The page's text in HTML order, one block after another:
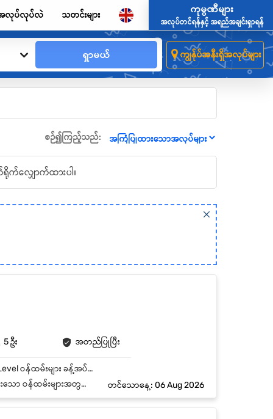
လုပ်လုပ်လဲ သတင်းများ
ကုမ္ပဏီများ
အလုပ်တင်ရန်နှင့် အရည်အချင်းရှာရန်
ရှာမယ် ကျွန်ုပ်အနီးရှိအလုပ်များ
စဉ်၍ကြည့်သည်:
က်လျှောက်ထားပါ။
5 ဦး အတည်ပြုပြီး
Job Summary 1 Stop Printing Service တွင် Printing Office Staff အဖြစ် လုပ်ကိုင်ရန် Entry Level ဝန်ထမ်းများ ခန့်အပ်မည်။ Key Responsibilities ● Pdf file မှ Pint ထုတ်ရမည်။ ● မိမိ print ထုတ်ထားသော စာအုပ်များ၏ အရေအတွက်နှင့် အရည်အသွေးကို တိကျစွာ တာဝန်ယူနိုင်ရမည်။ ● တာဝန်ယူမှုရှိပြီး သင်ယူလိုစိတ် ရှိရမည်။ ● Print မထုတ်မီ File စစ်ဆေးခြင်း Paper Size နှင့် Color Setting များကို စစ်ဆေးနိုင်ရမည်။ ● Customer လိုအပ်ချက် အတိုင်း Print ထုတ်ရမည်။ ● ကွန်ပျူတာ အခြေခံ တတ်မြောက်ပြီးသူ ဖြစ်ရမည်။
းခြင်း တနင်္ဂနွေနေ့တိုင်း ပိတ်သည်။ တင်သောနေ့: 06 Aug 2026